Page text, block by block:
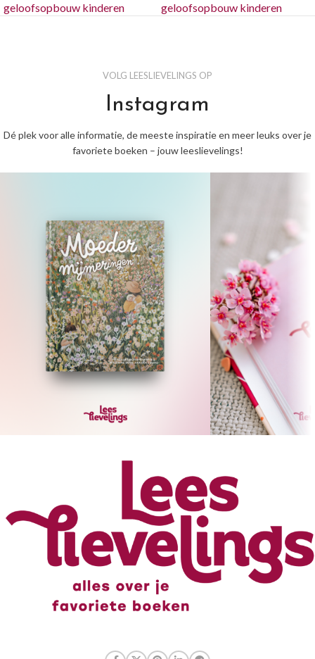
geloofsopbouw kinderen geloofsopbouw kinderen
VOLG LEESLIEVELINGS OP
Instagram
Dé plek voor alle informatie, de meeste inspiratie en meer leuks over je
favoriete boeken – jouw leeslievelings!